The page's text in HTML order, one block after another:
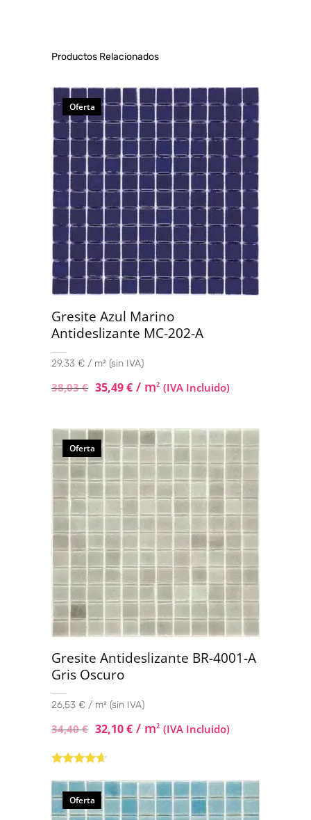
Productos Relacionados
Oferta
Gresite Azul Marino
Antideslizante MC-202-A
29,33 € / m² (sin IVA)
38,03€ 35,49€ / m2 (IVA Incluido)
Oferta
Gresite Antideslizante BR-4001-A
Gris Oscuro
26,53 € / m² (sin IVA)
34,40€ 32,10€ / m2 (IVA Incluido)
con4.50de
5
Oferta